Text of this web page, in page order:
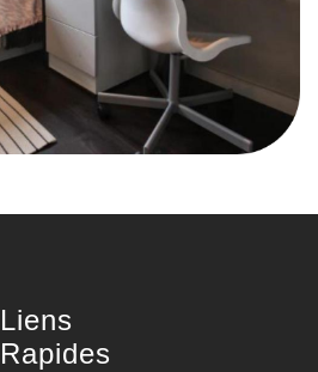
Liens
Rapides